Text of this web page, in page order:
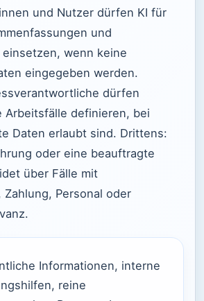
und Nutzer dürfen KI für
und
einsetzen, wenn keine
eingegeben werden.
dürfen
Arbeitsfälle definieren, bei
Daten erlaubt sind. Drittens:
oder eine beauftragte
über Fälle mit
Zahlung, Personal oder
Informationen, interne
reine